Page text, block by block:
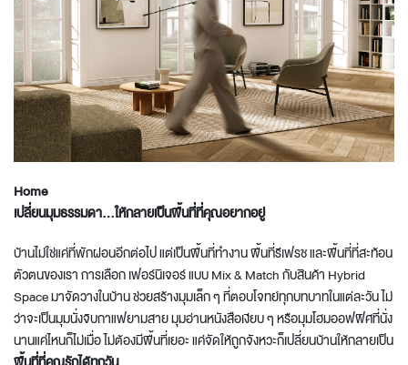
Home
เปลี่ยนมุมธรรมดา...ให้กลายเป็นพื้นที่ที่คุณอยากอยู่
บ้านไม่ใช่แค่ที่พักผ่อนอีกต่อไป แต่เป็นพื้นที่ทำงาน พื้นที่รีเฟรช และพื้นที่ที่สะท้อน
ตัวตนของเรา การเลือก เฟอร์นิเจอร์ แบบ Mix & Match กับสินค้า Hybrid
Space มาจัดวางในบ้าน ช่วยสร้างมุมเล็ก ๆ ที่ตอบโจทย์ทุกบทบาทในแต่ละวัน ไม่
ว่าจะเป็นมุมนั่งจิบกาแฟยามสาย มุมอ่านหนังสือเงียบ ๆ หรือมุมโฮมออฟฟิศที่นั่ง
นานแค่ไหนก็ไม่เมื่อ ไม่ต้องมีพื้นที่เยอะ แค่จัดให้ถูกจังหวะก็เปลี่ยนบ้านให้กลายเป็น